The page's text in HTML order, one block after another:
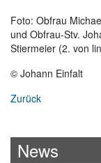
Foto: Obfrau
und Obfrau-Stv.
Stiermeier (2. von
© Johann Einfalt
Zurück
News